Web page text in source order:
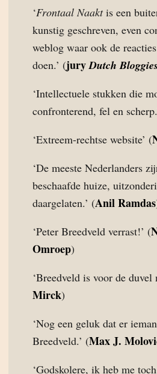
‘Frontaal Naaktis een
kunstig geschreven, even
weblog waar ook de
doen.’ (juryDutch Bloggies
‘Intellectuele stukken die
confronterend, fel en
‘Extreem-rechtse website’ (
‘De meeste Nederlanders
beschaafde huize,
daargelaten.’ (Anil Ramdas
‘Peter Breedveld verrast!’ (
Omroep)
‘Breedveld is voor de duvel
Mirck)
‘Nog een geluk dat er
Breedveld.’ (Max J.
‘Godskolere, ik heb me